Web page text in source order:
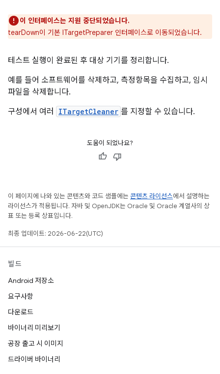
이 인터페이스는 지원 중단되었습니다.
tearDown이 기본 ITargetPreparer 인터페이스로 이동되었습니다.
테스트 실행이 완료된 후 대상 기기를 정리합니다.
예를 들어 소프트웨어를 삭제하고, 측정항목을 수집하고, 임시
파일을 삭제합니다.
구성에서 여러
ITargetCleaner 를 지정할 수 있습니다.
도움이 되었나요?
이 페이지에 나와 있는 콘텐츠와 코드 샘플에는 콘텐츠 라이선스에서 설명하는
라이선스가 적용됩니다. 자바 및 OpenJDK는 Oracle 및 Oracle 계열사의 상
표 또는 등록 상표입니다.
최종 업데이트: 2026-06-22(UTC)
빌드
Android 저장소
요구사항
다운로드
바이너리 미리보기
공장 출고 시 이미지
드라이버 바이너리